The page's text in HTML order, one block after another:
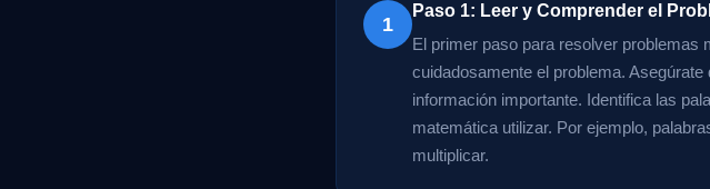
1
Paso 1: Leer y Comprender el
El primer paso para resolver problemas
cuidadosamente el problema.
información importante. Identifica las
matemática utilizar. Por ejemplo,
multiplicar.